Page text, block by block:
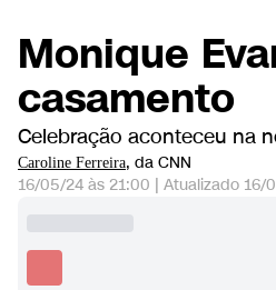
Monique
casamento
Celebração aconteceu na
Caroline Ferreira, da CNN
16/05/24 às 21:00 | Atualizado 16/